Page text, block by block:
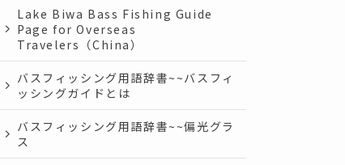
Lake Biwa Bass Fishing Guide
Page for Overseas
Travelers（China）
バスフィッシング用語辞書~~バスフィ
ッシングガイドとは
バスフィッシング用語辞書~~偏光グラ
ス